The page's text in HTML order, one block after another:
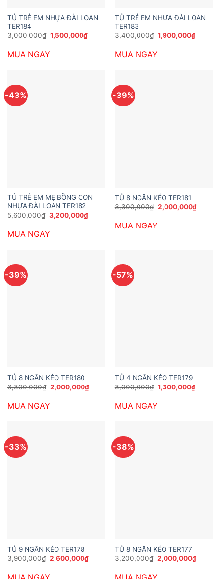
TỦ TRẺ EM NHỰA ĐÀI LOAN
TER184
3,000,000₫ Giá
gốc
3,000,000₫.
1,500,000₫Giá
hiện
MUA NGAY
TỦ TRẺ EM NHỰA ĐÀI LOAN
TER183
3,400,000₫ Giá
gốc
3,400,000₫.
1,900,000₫Giá
hiện
MUA NGAY
-43%
TỦ TRẺ EM MẸ BỒNG CON
NHỰA ĐÀI LOAN TER182
5,600,000₫ Giá
gốc
5,600,000₫.
3,200,000₫Giá
hiện
MUA NGAY
-39%
TỦ 8 NGĂN KÉO TER181
3,300,000₫ Giá
gốc
3,300,000₫.
2,000,000₫Giá
hiện
MUA NGAY
-39%
TỦ 8 NGĂN KÉO TER180
3,300,000₫ Giá
gốc
3,300,000₫.
2,000,000₫Giá
hiện
MUA NGAY
-57%
TỦ 4 NGĂN KÉO TER179
3,000,000₫ Giá
gốc
3,000,000₫.
1,300,000₫Giá
hiện
MUA NGAY
-33%
TỦ 9 NGĂN KÉO TER178
3,900,000₫ Giá
gốc
3,900,000₫.
2,600,000₫Giá
hiện
-38%
TỦ 8 NGĂN KÉO TER177
3,200,000₫ Giá
gốc
3,200,000₫.
2,000,000₫Giá
hiện